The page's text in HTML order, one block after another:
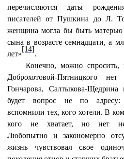
перечисляются даты
писателей от Пушкина до Л.
женщина могла бы быть матерью
сына в возрасте семнадцати, а
лет»
[14]
.
Конечно, можно спросить,
Доброхотовой-Пятницкого
Гончарова, Салтыкова-
будет вопрос не по адресу:
вспомнили тех, кого хотели. В
кого не хватает, но нет
Любопытно и закономерно
жизнь чувствовал свое